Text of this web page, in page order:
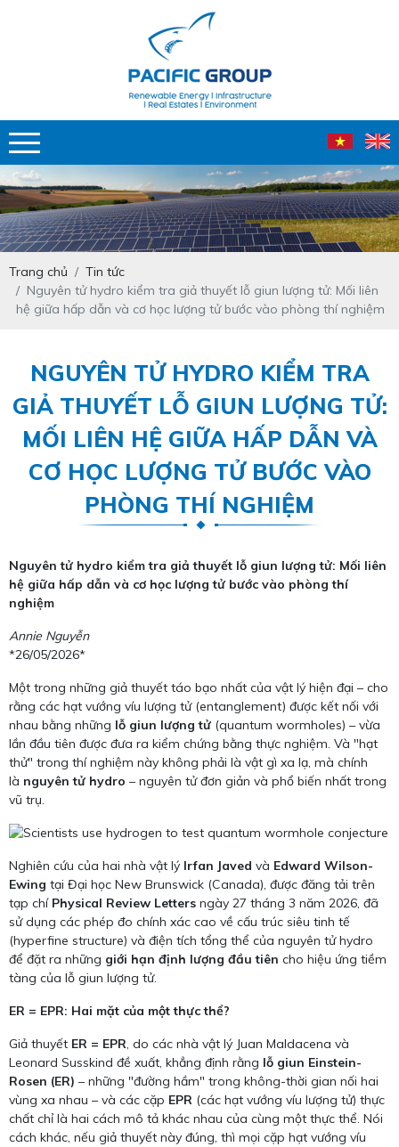
Trang chủ
Tin tức
Nguyên tử hydro kiểm tra giả thuyết lỗ giun lượng tử: Mối liên
hệ giữa hấp dẫn và cơ học lượng tử bước vào phòng thí nghiệm
NGUYÊN TỬ HYDRO KIỂM TRA
GIẢ THUYẾT LỖ GIUN LƯỢNG TỬ:
MỐI LIÊN HỆ GIỮA HẤP DẪN VÀ
CƠ HỌC LƯỢNG TỬ BƯỚC VÀO
PHÒNG THÍ NGHIỆM
Nguyên tử hydro kiểm tra giả thuyết lỗ giun lượng tử: Mối liên
hệ giữa hấp dẫn và cơ học lượng tử bước vào phòng thí
nghiệm
Annie Nguyễn
*26/05/2026*
Một trong những giả thuyết táo bạo nhất của vật lý hiện đại – cho
rằng các hạt vướng víu lượng tử (entanglement) được kết nối với
nhau bằng những lỗ giun lượng tử (quantum wormholes) – vừa
lần đầu tiên được đưa ra kiểm chứng bằng thực nghiệm. Và "hạt
thử" trong thí nghiệm này không phải là vật gì xa lạ, mà chính
là nguyên tử hydro – nguyên tử đơn giản và phổ biến nhất trong
vũ trụ.
Nghiên cứu của hai nhà vật lý Irfan Javed và Edward Wilson-
Ewing tại Đại học New Brunswick (Canada), được đăng tải trên
tạp chí Physical Review Letters ngày 27 tháng 3 năm 2026, đã
sử dụng các phép đo chính xác cao về cấu trúc siêu tinh tế
(hyperfine structure) và điện tích tổng thể của nguyên tử hydro
để đặt ra những giới hạn định lượng đầu tiên cho hiệu ứng tiềm
tàng của lỗ giun lượng tử.
ER = EPR: Hai mặt của một thực thể?
Giả thuyết ER = EPR, do các nhà vật lý Juan Maldacena và
Leonard Susskind đề xuất, khẳng định rằng lỗ giun Einstein-
Rosen (ER) – những "đường hầm" trong không-thời gian nối hai
vùng xa nhau – và các cặp EPR (các hạt vướng víu lượng tử) thực
chất chỉ là hai cách mô tả khác nhau của cùng một thực thể. Nói
cách khác, nếu giả thuyết này đúng, thì mọi cặp hạt vướng víu